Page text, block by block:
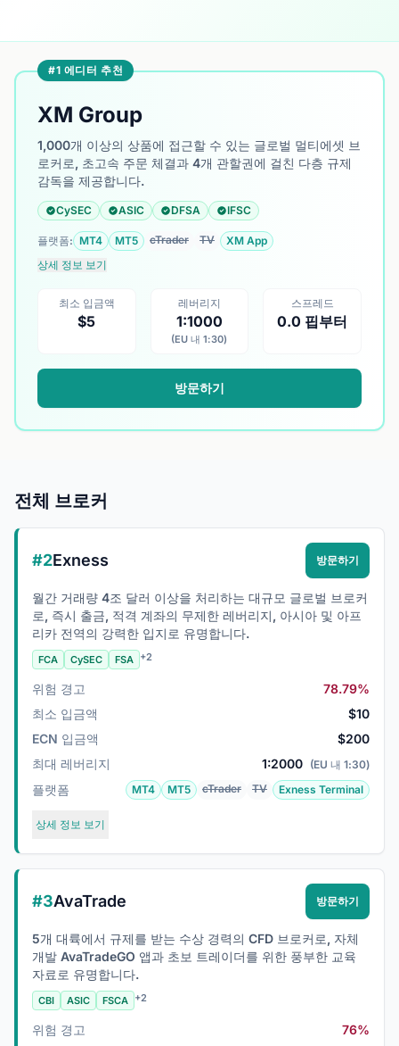
#1 에디터 추천
XM Group
1,000개 이상의 상품에 접근할 수 있는 글로벌 멀티에셋 브
로커로, 초고속 주문 체결과 4개 관할권에 걸친 다층 규제
감독을 제공합니다.
CySEC ASIC DFSA IFSC
플랫폼: MT4 MT5 cTrader TV
XM App
상세 정보 보기
최소 입금액
$5
레버리지
1:1000
(EU 내 1:30)
스프레드
0.0 핍부터
방문하기
전체 브로커
#2Exness 방문하기
월간 거래량 4조 달러 이상을 처리하는 대규모 글로벌 브로커
로, 즉시 출금, 적격 계좌의 무제한 레버리지, 아시아 및 아프
리카 전역의 강력한 입지로 유명합니다.
FCA CySEC FSA +2
위험 경고
78.79%
최소 입금액
$10
ECN 입금액
$200
최대 레버리지
1:2000 (EU 내 1:30)
플랫폼 MT4 MT5 cTrader TV Exness Terminal
상세 정보 보기
#3AvaTrade 방문하기
5개 대륙에서 규제를 받는 수상 경력의 CFD 브로커로, 자체
개발 AvaTradeGO 앱과 초보 트레이더를 위한 풍부한 교육
자료로 유명합니다.
CBI ASIC FSCA +2
위험 경고
76%